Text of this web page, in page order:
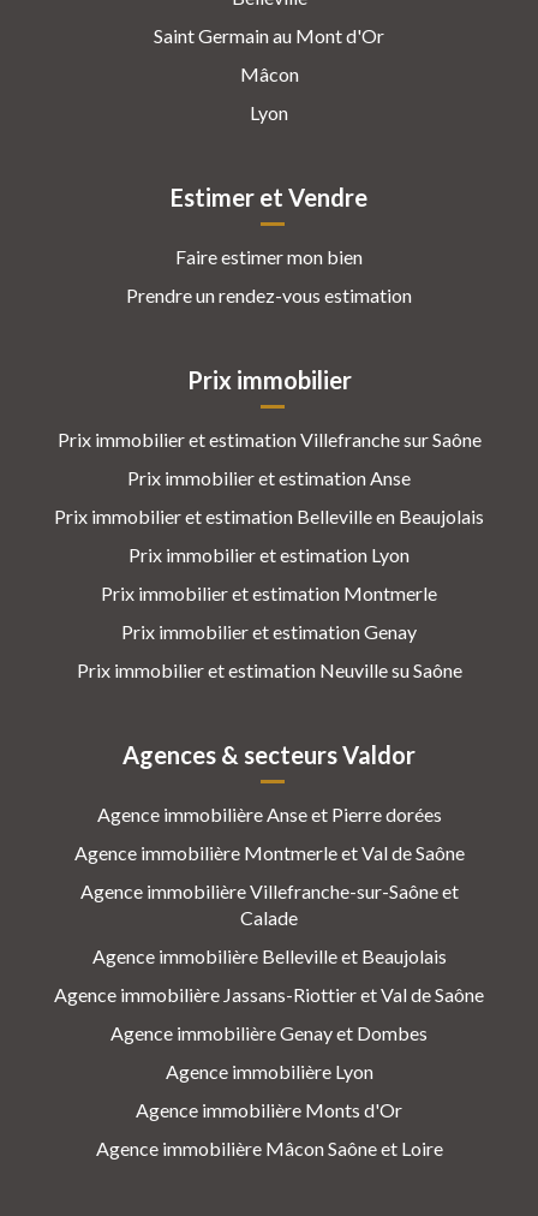
Saint Germain au Mont d'Or
Mâcon
Lyon
Estimer et Vendre
Faire estimer mon bien
Prendre un rendez-vous estimation
Prix immobilier
Prix immobilier et estimation Villefranche sur Saône
Prix immobilier et estimation Anse
Prix immobilier et estimation Belleville en Beaujolais
Prix immobilier et estimation Lyon
Prix immobilier et estimation Montmerle
Prix immobilier et estimation Genay
Prix immobilier et estimation Neuville su Saône
Agences & secteurs Valdor
Agence immobilière Anse et Pierre dorées
Agence immobilière Montmerle et Val de Saône
Agence immobilière Villefranche-sur-Saône et
Calade
Agence immobilière Belleville et Beaujolais
Agence immobilière Jassans-Riottier et Val de Saône
Agence immobilière Genay et Dombes
Agence immobilière Lyon
Agence immobilière Monts d'Or
Agence immobilière Mâcon Saône et Loire